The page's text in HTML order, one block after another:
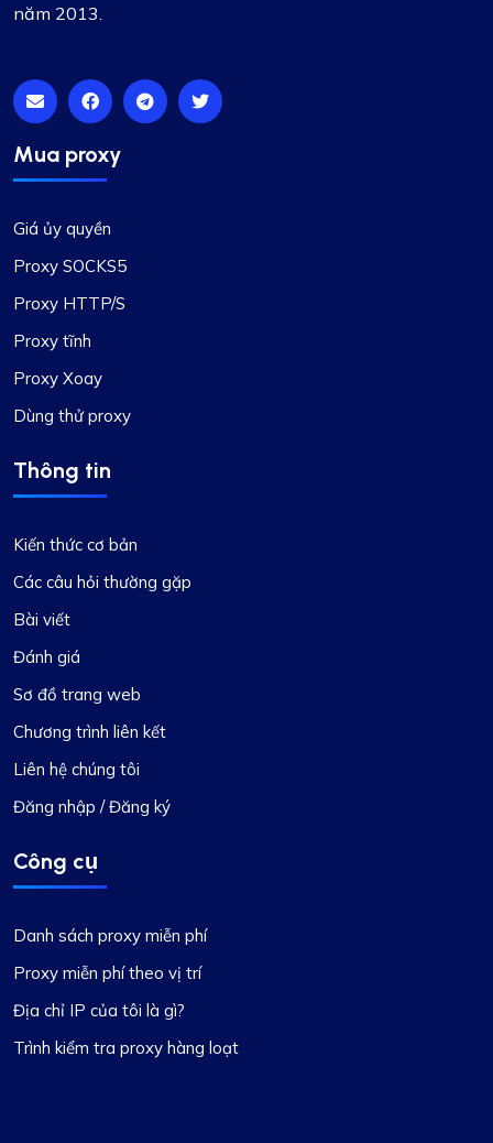
năm 2013.
Mua proxy
Giá ủy quyền
Proxy SOCKS5
Proxy HTTP/S
Proxy tĩnh
Proxy Xoay
Dùng thử proxy
Thông tin
Kiến thức cơ bản
Các câu hỏi thường gặp
Bài viết
Đánh giá
Sơ đồ trang web
Chương trình liên kết
Liên hệ chúng tôi
Đăng nhập / Đăng ký
Công cụ
Danh sách proxy miễn phí
Proxy miễn phí theo vị trí
Địa chỉ IP của tôi là gì?
Trình kiểm tra proxy hàng loạt